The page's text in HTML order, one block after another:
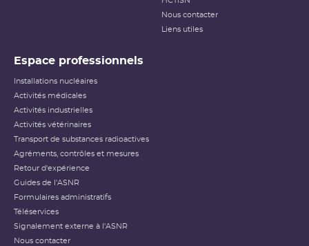
Nous contacter
Liens utiles
Espace professionnels
Installations nucléaires
Activités médicales
Activités industrielles
Activités vétérinaires
Transport de substances radioactives
Agréments, contrôles et mesures
Retour d'expérience
Guides de l'ASNR
Formulaires administratifs
Téléservices
Signalement externe à l'ASNR
Nous contacter